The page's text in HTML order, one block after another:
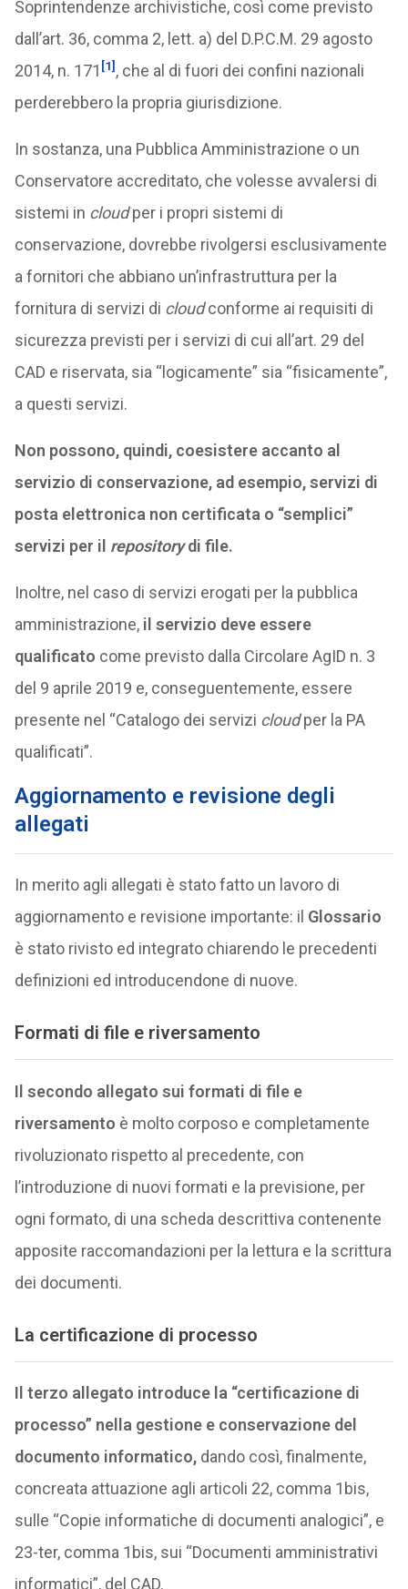
Soprintendenze archivistiche, così come previsto
dall’art. 36, comma 2, lett. a) del D.P.C.M. 29 agosto
2014, n. 171 [1] , che al di fuori dei confini nazionali
perderebbero la propria giurisdizione.
In sostanza, una Pubblica Amministrazione o un
Conservatore accreditato, che volesse avvalersi di
sistemi in cloudper i propri sistemi di
conservazione, dovrebbe rivolgersi esclusivamente
a fornitori che abbiano un’infrastruttura per la
fornitura di servizi di cloudconforme ai requisiti di
sicurezza previsti per i servizi di cui all’art. 29 del
CAD e riservata, sia “logicamente” sia “fisicamente”,
a questi servizi.
Non possono, quindi, coesistere accanto al
servizio di conservazione, ad esempio, servizi di
posta elettronica non certificata o “semplici”
servizi per il repositorydi file.
Inoltre, nel caso di servizi erogati per la pubblica
amministrazione,il servizio deve essere
qualificato come previsto dalla Circolare AgID n. 3
del 9 aprile 2019 e, conseguentemente, essere
presente nel “Catalogo dei servizi cloudper la PA
qualificati”.
Aggiornamento e revisione degli
allegati
In merito agli allegati è stato fatto un lavoro di
aggiornamento e revisione importante: il Glossario
è stato rivisto ed integrato chiarendo le precedenti
definizioni ed introducendone di nuove.
Formati di file e riversamento
Il secondo allegato sui formati di file e
riversamento è molto corposo e completamente
rivoluzionato rispetto al precedente, con
l’introduzione di nuovi formati e la previsione, per
ogni formato, di una scheda descrittiva contenente
apposite raccomandazioni per la lettura e la scrittura
dei documenti.
La certificazione di processo
Il terzo allegato introduce la “certificazione di
processo” nella gestione e conservazione del
documento informatico,dando così, finalmente,
concreata attuazione agli articoli 22, comma 1bis,
sulle “Copie informatiche di documenti analogici”, e
23-ter, comma 1bis, sui “Documenti amministrativi
informatici”, del CAD.